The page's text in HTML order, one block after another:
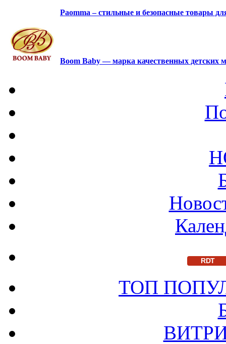
Paomma – стильные и безопасные товары
Boom Baby — марка качественных детских
RDT
ТОП